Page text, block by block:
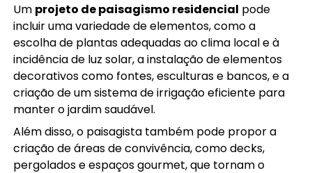
Um projeto de paisagismo residencial pode
incluir uma variedade de elementos, como a
escolha de plantas adequadas ao clima local e à
incidência de luz solar, a instalação de elementos
decorativos como fontes, esculturas e bancos, e a
criação de um sistema de irrigação eficiente para
manter o jardim saudável.
Além disso, o paisagista também pode propor a
criação de áreas de convivência, como decks,
pergolados e espaços gourmet, que tornam o